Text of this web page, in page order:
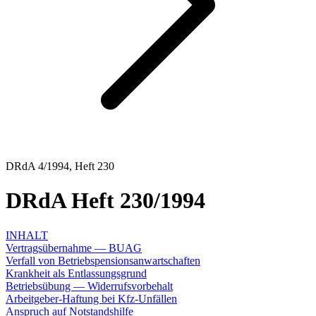
DRdA 4/1994, Heft 230
DRdA Heft 230/1994
INHALT
Vertragsübernahme — BUAG
Verfall von Betriebspensionsanwartschaften
Krankheit als Entlassungsgrund
Betriebsübung — Widerrufsvorbehalt
Arbeitgeber-Haftung bei Kfz-Unfällen
Anspruch auf Notstandshilfe